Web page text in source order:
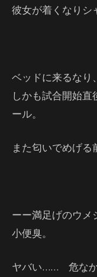
彼女が着くなりシ
ベッドに来るなり
しかも試合開始
ール。
また匂いでめげる
ーー満足げのウメ
小便臭。
ヤバい…… 危なか